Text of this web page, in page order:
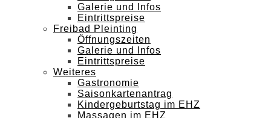
Galerie und Infos
Eintrittspreise
Freibad Pleinting
Öffnungszeiten
Galerie und Infos
Eintrittspreise
Weiteres
Gastronomie
Saisonkartenantrag
Kindergeburtstag im EHZ
Massagen im EHZ